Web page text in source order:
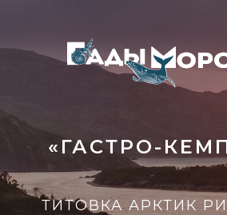
«ГАСТРО-
ТИТОВКА АРКТИК